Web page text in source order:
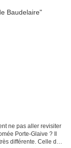
ne pas aller revisiter
Porte-Glaive ? Il
différente. Celle de